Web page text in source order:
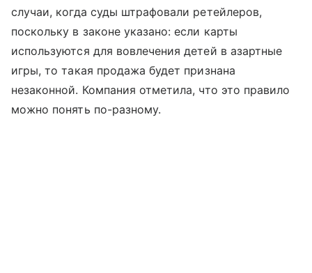
случаи, когда суды штрафовали ретейлеров,
поскольку в законе указано: если карты
используются для вовлечения детей в азартные
игры, то такая продажа будет признана
незаконной. Компания отметила, что это правило
можно понять по-разному.